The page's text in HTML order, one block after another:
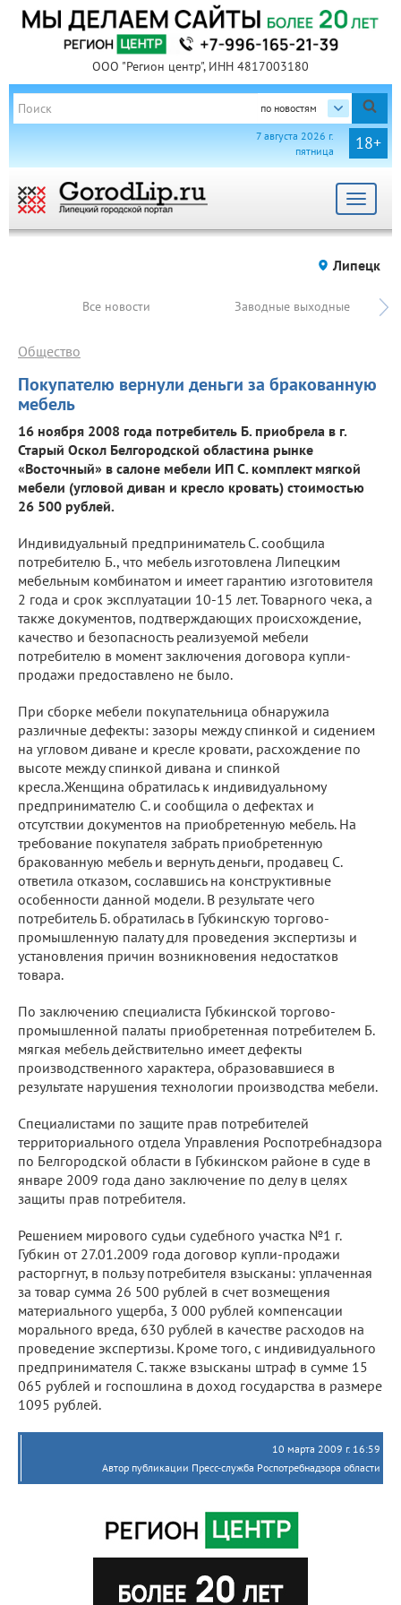
ООО "Регион центр", ИНН 4817003180
по новостям
18+
7 августа 2026 г.
пятница
Toggle
Липецк
Все новости Заводные выходные
Покупателю вернули деньги за бракованную
мебель
Общество
16 ноября 2008 года потребитель Б. приобрела в г.
Старый Оскол Белгородской областина рынке
«Восточный» в салоне мебели ИП С. комплект мягкой
мебели (угловой диван и кресло кровать) стоимостью
26 500 рублей.
Индивидуальный предприниматель С. сообщила
потребителю Б., что мебель изготовлена Липецким
мебельным комбинатом и имеет гарантию изготовителя
2 года и срок эксплуатации 10-15 лет. Товарного чека, а
также документов, подтверждающих происхождение,
качество и безопасность реализуемой мебели
потребителю в момент заключения договора купли-
продажи предоставлено не было.
При сборке мебели покупательница обнаружила
различные дефекты: зазоры между спинкой и сидением
на угловом диване и кресле кровати, расхождение по
высоте между спинкой дивана и спинкой
кресла.Женщина обратилась к индивидуальному
предпринимателю С. и сообщила о дефектах и
отсутствии документов на приобретенную мебель. На
требование покупателя забрать приобретенную
бракованную мебель и вернуть деньги, продавец С.
ответила отказом, сославшись на конструктивные
особенности данной модели. В результате чего
потребитель Б. обратилась в Губкинскую торгово-
промышленную палату для проведения экспертизы и
установления причин возникновения недостатков
товара.
По заключению специалиста Губкинской торгово-
промышленной палаты приобретенная потребителем Б.
мягкая мебель действительно имеет дефекты
производственного характера, образовавшиеся в
результате нарушения технологии производства мебели.
Специалистами по защите прав потребителей
территориального отдела Управления Роспотребнадзора
по Белгородской области в Губкинском районе в суде в
январе 2009 года дано заключение по делу в целях
защиты прав потребителя.
Решением мирового судьи судебного участка №1 г.
Губкин от 27.01.2009 года договор купли-продажи
расторгнут, в пользу потребителя взысканы: уплаченная
за товар сумма 26 500 рублей в счет возмещения
материального ущерба, 3 000 рублей компенсации
морального вреда, 630 рублей в качестве расходов на
проведение экспертизы. Кроме того, с индивидуального
предпринимателя С. также взысканы штраф в сумме 15
065 рублей и госпошлина в доход государства в размере
1095 рублей.
10 марта 2009 г. 16:59
Автор публикации Пресс-служба Роспотребнадзора области